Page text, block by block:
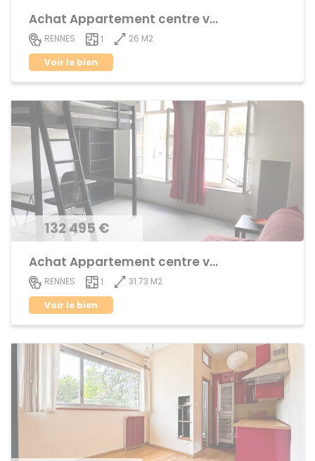
Achat Appartement centre ville
RENNES 1
26 M2
Voir le bien
132 495 €
Achat Appartement centre ville
RENNES 1
31.73 M2
Voir le bien